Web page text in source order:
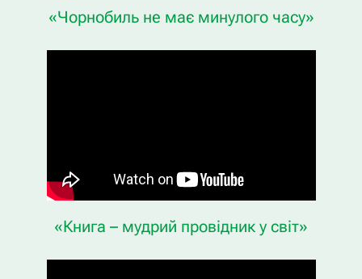
«Чорнобиль не має минулого часу»
«Книга – мудрий провідник у світ»